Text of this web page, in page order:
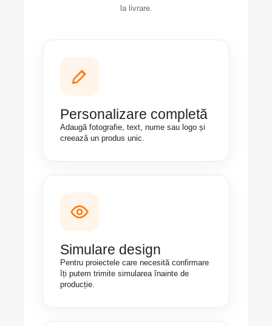
la livrare.
Personalizare completă
Adaugă fotografie, text, nume sau logo și
creează un produs unic.
Simulare design
Pentru proiectele care necesită confirmare
îți putem trimite simularea înainte de
producție.